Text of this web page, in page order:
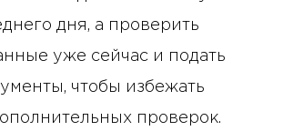
дня, а проверить
уже сейчас и подать
чтобы избежать
проверок.